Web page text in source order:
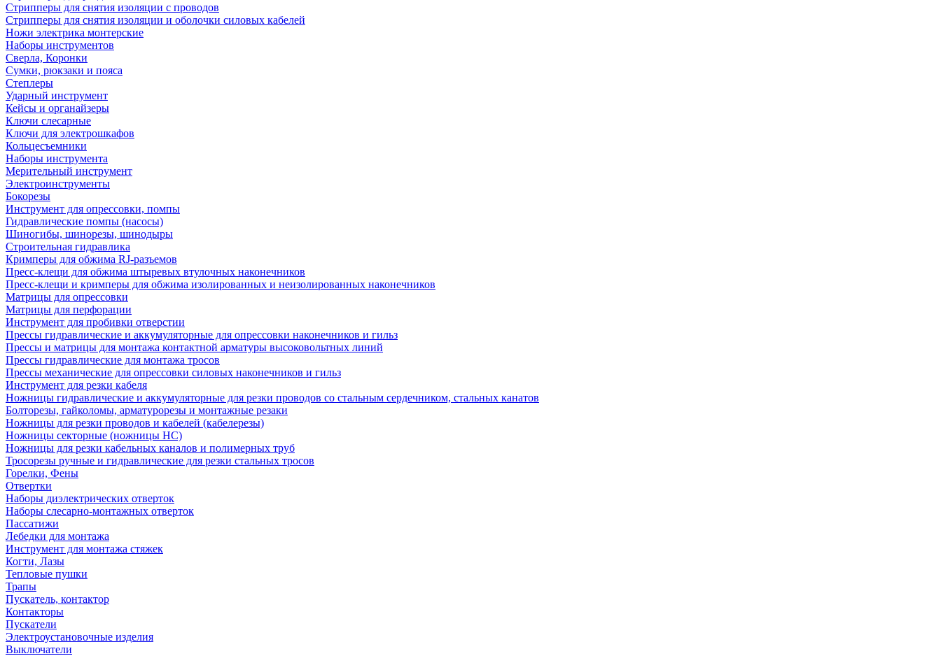
Cтрипперы для снятия изоляции с проводов
Стрипперы для снятия изоляции и оболочки силовых кабелей
Ножи электрика монтерские
Наборы инструментов
Сверла, Коронки
Сумки, рюкзаки и пояса
Степлеры
Ударный инструмент
Кейсы и органайзеры
Ключи слесарные
Ключи для электрошкафов
Кольцесъемники
Наборы инструмента
Мерительный инструмент
Электроинструменты
Бокорезы
Инструмент для опрессовки, помпы
Гидравлические помпы (насосы)
Шиногибы, шинорезы, шинодыры
Строительная гидравлика
Кримперы для обжима RJ-разъемов
Пресс-клещи для обжима штыревых втулочных наконечников
Пресс-клещи и кримперы для обжима изолированных и неизолированных наконечников
Матрицы для опрессовки
Матрицы для перфорации
Инструмент для пробивки отверстии
Прессы гидравлические и аккумуляторные для опрессовки наконечников и гильз
Прессы и матрицы для монтажа контактной арматуры высоковольтных линий
Прессы гидравлические для монтажа тросов
Прессы механические для опрессовки силовых наконечников и гильз
Инструмент для резки кабеля
Ножницы гидравлические и аккумуляторные для резки проводов со стальным сердечником, стальных канатов
Болторезы, гайколомы, арматурорезы и монтажные резаки
Ножницы для резки проводов и кабелей (кабелерезы)
Ножницы секторные (ножницы НС)
Ножницы для резки кабельных каналов и полимерных труб
Тросорезы ручные и гидравлические для резки стальных тросов
Горелки, Фены
Отвертки
Наборы диэлектрических отверток
Наборы слесарно-монтажных отверток
Пассатижи
Лебедки для монтажа
Инструмент для монтажа стяжек
Когти, Лазы
Тепловые пушки
Трапы
Пускатель, контактор
Контакторы
Пускатели
Электроустановочные изделия
Выключатели